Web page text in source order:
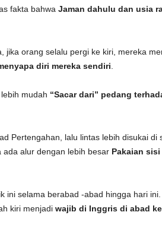
fakta bahwa Jaman dahulu dan usia
jika orang selalu pergi ke kiri, mereka
diri mereka sendiri
mudah “Sacar dari” pedang
Pertengahan, lalu lintas lebih disukai di
alur dengan lebih besar Pakaian
ini selama berabad -abad hingga hari
kiri menjadi wajib di Inggris di abad